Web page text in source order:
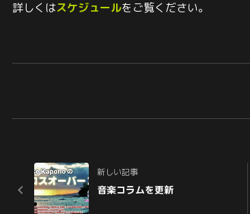
詳しくはスケジュールをご覧ください。
新しい記事
音楽コラムを更新